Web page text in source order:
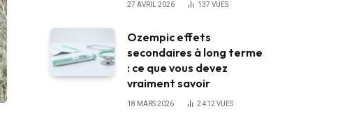
27 AVRIL 2026 137 VUES
Ozempic effets
secondaires à long terme
: ce que vous devez
vraiment savoir
18 MARS 2026 2 412 VUES